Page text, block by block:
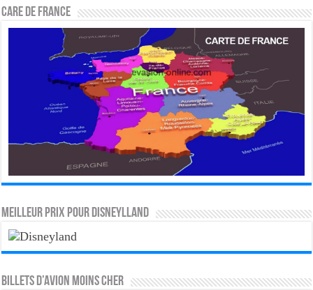
CARE DE FRANCE
MEILLEUR PRIX POUR DISNEYLLAND
Billets d’avion moins cher